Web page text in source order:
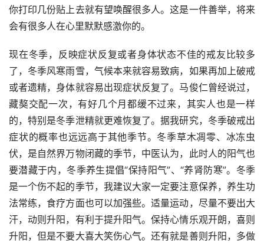
你打印几份贴上去就有望唤醒很多人。这是一件善举，将来
会有很多人在心里默默感激你的。
现在冬季，反映症状反复或者身体状态不佳的戒友比较多
了，冬季风寒雨雪，气候本来就容易致病，如果再加上破戒
或者遗精，身体就容易出现症状反复了。马俊仁曾经说过，
藏獒交配一次，有好几个月都缓不过来，其实人也是一样
的，特别是冬季泄精就更难恢复了。据我研究，冬季破戒出
症状的概率也远远高于其他季节。冬季草木凋零、冰冻虫
伏，是自然界万物闭藏的季节，中医认为，此时人的阳气也
要潜藏于内，冬季养生提倡“保持阳气”、“养肾防寒”。冬季
是一个伤不起的季节，我建议大家一定要注意保养，养生功
法常练，食疗方面也可以加强些。适量运动，尽量不要出大
汗，动则升阳，有利于提升阳气。保持心情乐观开朗，喜则
升阳，但是不要大喜大笑伤心气。还有就是善则升阳，多做